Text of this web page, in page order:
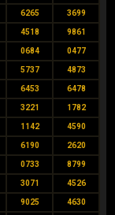
6265 3699
4518 9861
0684 0477
5737 4873
6453 6478
3221 1782
1142 4590
6190 2620
0733 8799
3071 4526
9025 4630